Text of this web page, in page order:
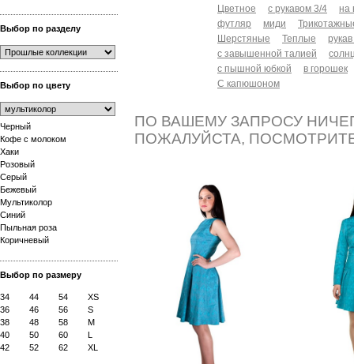
Выбор по разделу
Выбор по цвету
Черный
Кофе с молоком
Хаки
Розовый
Серый
Бежевый
Мультиколор
Синий
Пыльная роза
Коричневый
Выбор по размеру
34 44 54
XS
36
46 56
S
38
48 58
M
40
50 60
L
42
52 62 XL
Цветное
с рукавом 3/4
на
футляр
миди
Шерстяные
Теплые
с завышенной талией
с пышной юбкой
в горошек
С капюшоном
ПО ВАШЕМУ ЗАПРОСУ
ПОЖАЛУЙСТА,